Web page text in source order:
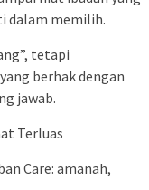
dalam memilih.
tetapi
berhak dengan
jawab.
Terluas
Care: amanah,